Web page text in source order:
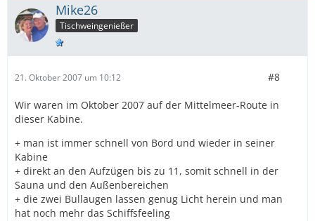
Mike26
Tischweingenießer
21. Oktober 2007 um 10:12 #8
Wir waren im Oktober 2007 auf der Mittelmeer-Route in
dieser Kabine.
+ man ist immer schnell von Bord und wieder in seiner
Kabine
+ direkt an den Aufzügen bis zu 11, somit schnell in der
Sauna und den Außenbereichen
+ die zwei Bullaugen lassen genug Licht herein und man
hat noch mehr das Schiffsfeeling